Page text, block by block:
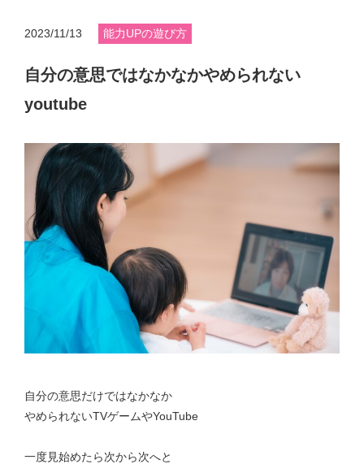
2023/11/13 能力UPの遊び方
自分の意思ではなかなかやめられない
youtube
自分の意思だけではなかなか
やめられないTVゲームやYouTube
一度見始めたら次から次へと